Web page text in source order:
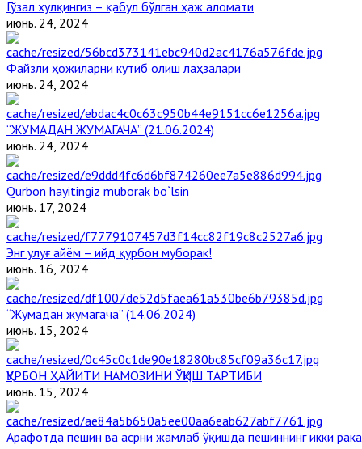
Гўзал хулқингиз – қабул бўлган ҳаж аломати
июнь. 24, 2024
Файзли ҳожиларни кутиб олиш лаҳзалари
июнь. 24, 2024
“ЖУМАДАН ЖУМАГАЧА” (21.06.2024)
июнь. 24, 2024
Qurbon hayitingiz muborak bo`lsin
июнь. 17, 2024
Энг улуғ айём – ийд қурбон муборак!
июнь. 16, 2024
“Жумадан жумагача” (14.06.2024)
июнь. 15, 2024
ҚУРБОН ҲАЙИТИ НАМОЗИНИ ЎҚИШ ТАРТИБИ
июнь. 15, 2024
Арафотда пешин ва асрни жамлаб ўқишда пешиннинг икки